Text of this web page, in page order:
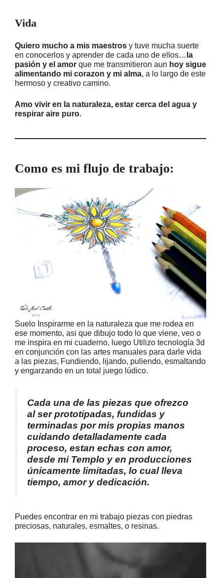
Vida
Quiero mucho a mis maestros y tuve mucha suerte
en conocerlos y aprender de cada uno de ellos… la
pasión y el amor que me transmitieron aun hoy sigue
alimentando mi corazon y mi alma, a lo largo de este
hermoso y creativo camino.
Amo vivir en la naturaleza, estar cerca del agua y
respirar aire puro.
Como es mi flujo de trabajo:
Suelo Inspirarme en la naturaleza que me rodea en
ese momento, asi que dibujo todo lo que viene, veo o
me inspira en mi cuaderno, luego Utilizo tecnología 3d
en conjunción con las artes manuales para darle vida
a las piezas, Fundiendo, lijando, puliendo, esmaltando
y engarzando en un total juego lúdico.
Cada una de las piezas que ofrezco
al ser prototipadas, fundidas y
terminadas por mis propias manos
cuidando detalladamente cada
proceso, estan echas con amor,
desde mi Templo y en producciones
únicamente limitadas, lo cual lleva
tiempo, amor y dedicación.
Puedes encontrar en mi trabajo piezas con piedras
preciosas, naturales, esmaltes, o resinas.